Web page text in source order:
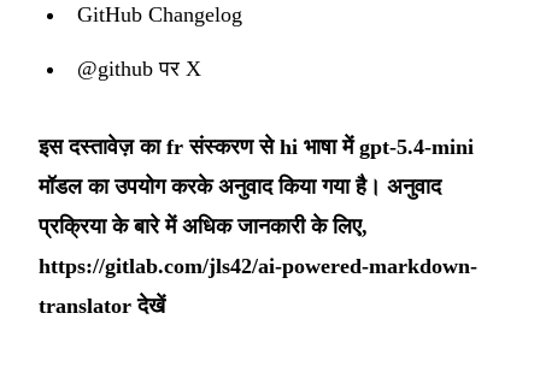
GitHub Changelog
@github पर X
इस दस्तावेज़ का fr संस्करण से hi भाषा में gpt-5.4-mini
मॉडल का उपयोग करके अनुवाद किया गया है। अनुवाद
प्रक्रिया के बारे में अधिक जानकारी के लिए,
https://gitlab.com/jls42/ai-powered-markdown-
translator देखें